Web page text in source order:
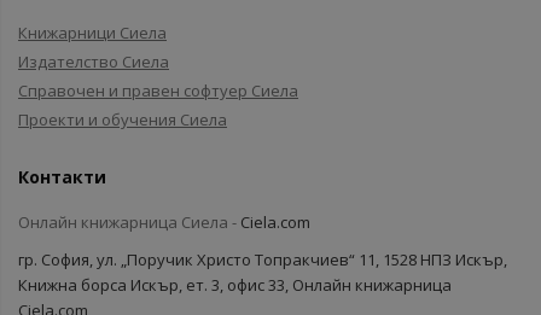
Книжарници Сиела
Издателство Сиела
Справочен и правен софтуер Сиела
Проекти и обучения Сиела
Контакти
Онлайн книжарница Сиела - Ciela.com
гр. София, ул. „Поручик Христо Топракчиев“ 11, 1528 НПЗ Искър,
Книжна борса Искър, ет. 3, офис 33, Онлайн книжарница
Ciela.com